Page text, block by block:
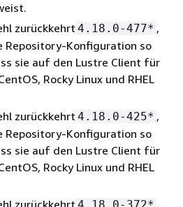
zurückkehrt 4.18.0-477* ,
Repository-Konfiguration so
sie auf den Lustre Client für
Rocky Linux und RHEL
zurückkehrt 4.18.0-425* ,
Repository-Konfiguration so
sie auf den Lustre Client für
Rocky Linux und RHEL
zurückkehrt
,